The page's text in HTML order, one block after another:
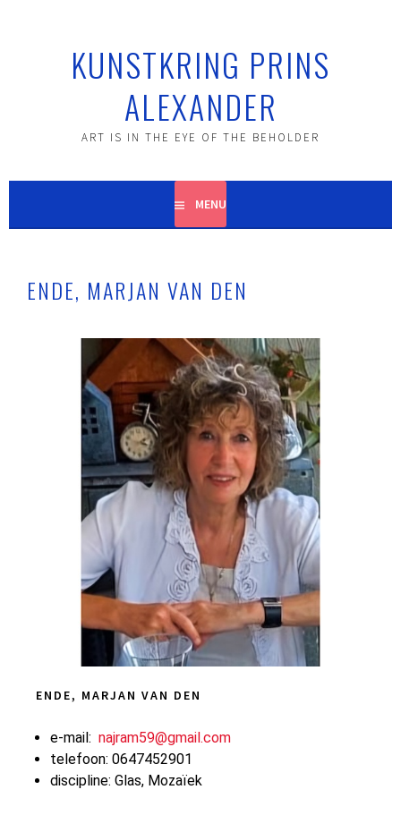
KUNSTKRING PRINS
ALEXANDER
ART IS IN THE EYE OF THE BEHOLDER
MENU
ENDE, MARJAN VAN DEN
ENDE, MARJAN VAN DEN
e-mail:najram59@gmail.com
telefoon: 0647452901
discipline: Glas, Mozaïek